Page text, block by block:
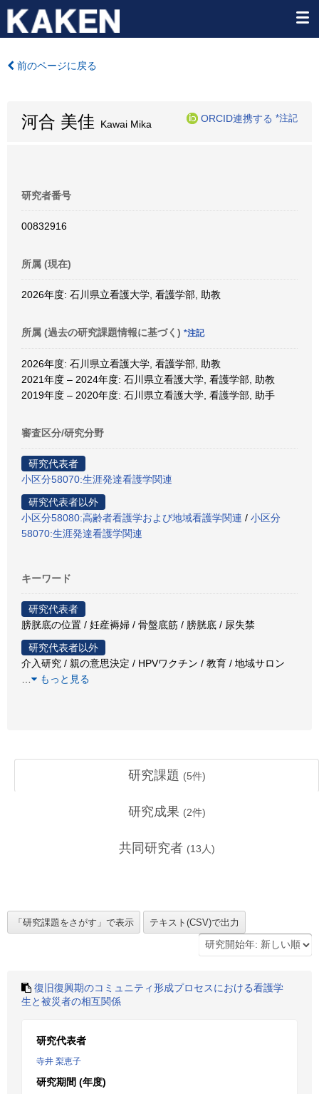
前のページに戻る
河合 美佳 Kawai Mika
ORCID連携する *注記
研究者番号
00832916
所属 (現在)
2026年度: 石川県立看護大学, 看護学部, 助教
所属 (過去の研究課題情報に基づく) *注記
2026年度: 石川県立看護大学, 看護学部, 助教
2021年度 – 2024年度: 石川県立看護大学, 看護学部, 助教
2019年度 – 2020年度: 石川県立看護大学, 看護学部, 助手
審査区分/研究分野
研究代表者
小区分58070:生涯発達看護学関連
研究代表者以外
小区分58080:高齢者看護学および地域看護学関連 / 小区分
58070:生涯発達看護学関連
キーワード
研究代表者
膀胱底の位置 / 妊産褥婦 / 骨盤底筋 / 膀胱底 / 尿失禁
研究代表者以外
介入研究 / 親の意思決定 / HPVワクチン / 教育 / 地域サロン
もっと見る
研究課題 (5件)
研究成果 (2件)
共同研究者 (13 人)
復旧復興期のコミュニティ形成プロセスにおける看護学
生と被災者の相互関係
研究代表者
寺井 梨恵子
研究期間 (年度)